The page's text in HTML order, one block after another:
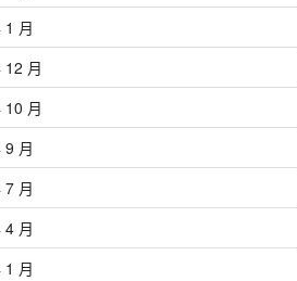
月
月
月
月
月
月
月